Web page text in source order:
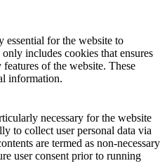
essential for the website to
includes cookies that ensures
of the website. These
information.
necessary for the website
to collect user personal data via
are termed as non-necessary
user consent prior to running